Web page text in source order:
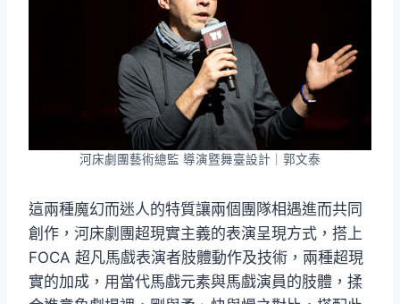
河床劇團藝術總監 導演暨舞臺設計｜郭文泰
這兩種魔幻而迷人的特質讓兩個團隊相遇進而共同
創作，河床劇團超現實主義的表演呈現方式，搭上
FOCA 超凡馬戲表演者肢體動作及技術，兩種超現
實的加成，用當代馬戲元素與馬戲演員的肢體，揉